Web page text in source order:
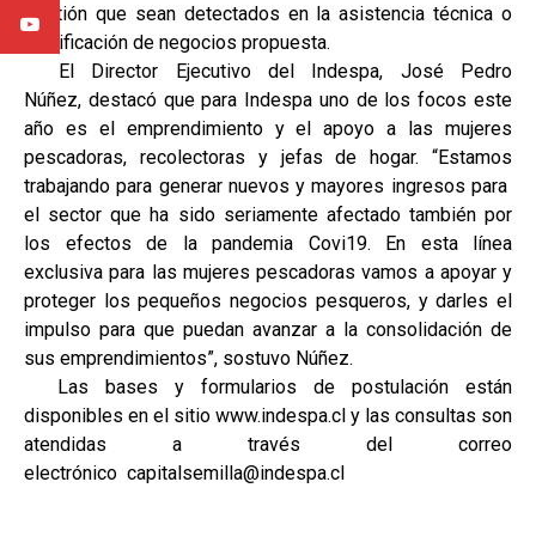
gestión que sean detectados en la asistencia técnica o
planificación de negocios propuesta.
El Director Ejecutivo del Indespa, José Pedro
Núñez, destacó que para Indespa uno de los focos este
año es el emprendimiento y el apoyo a las mujeres
pescadoras, recolectoras y jefas de hogar. “Estamos
trabajando para generar nuevos y mayores ingresos para
el sector que ha sido seriamente afectado también por
los efectos de la pandemia Covi19. En esta línea
exclusiva para las mujeres pescadoras vamos a apoyar y
proteger los pequeños negocios pesqueros, y darles el
impulso para que puedan avanzar a la consolidación de
sus emprendimientos”, sostuvo Núñez.
Las bases y formularios de postulación están
disponibles en el sitio www.indespa.cl y las consultas son
atendidas a través del correo
electrónico capitalsemilla@indespa.cl